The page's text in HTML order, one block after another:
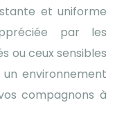
et uniforme
par les
ou ceux sensibles
environnement
compagnons à